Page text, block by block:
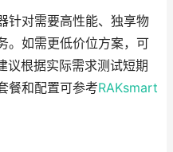
针对需要高性能、独享物
。如需更低价位方案，可
议根据实际需求测试短期
餐和配置可参考RAKsmart